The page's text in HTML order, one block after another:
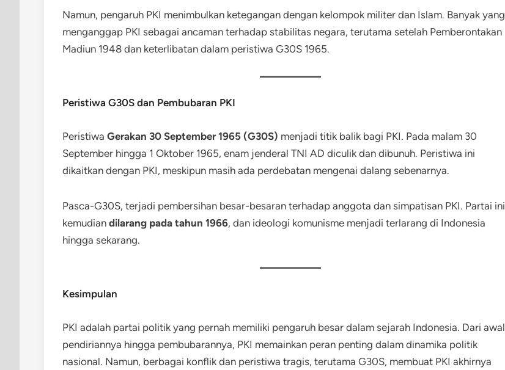
Namun, pengaruh PKI menimbulkan ketegangan dengan kelompok militer dan Islam. Banyak yang
menganggap PKI sebagai ancaman terhadap stabilitas negara, terutama setelah Pemberontakan
Madiun 1948 dan keterlibatan dalam peristiwa G30S 1965.
Peristiwa G30S dan Pembubaran PKI
Peristiwa Gerakan 30 September 1965 (G30S) menjadi titik balik bagi PKI. Pada malam 30
September hingga 1 Oktober 1965, enam jenderal TNI AD diculik dan dibunuh. Peristiwa ini
dikaitkan dengan PKI, meskipun masih ada perdebatan mengenai dalang sebenarnya.
Pasca-G30S, terjadi pembersihan besar-besaran terhadap anggota dan simpatisan PKI. Partai ini
kemudian dilarang pada tahun 1966, dan ideologi komunisme menjadi terlarang di Indonesia
hingga sekarang.
Kesimpulan
PKI adalah partai politik yang pernah memiliki pengaruh besar dalam sejarah Indonesia. Dari awal
pendiriannya hingga pembubarannya, PKI memainkan peran penting dalam dinamika politik
nasional. Namun, berbagai konflik dan peristiwa tragis, terutama G30S, membuat PKI akhirnya